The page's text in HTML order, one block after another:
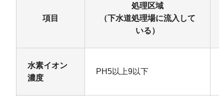
項目
処理区域
（下水道処理場に流入して
いる）
水素イオン
濃度
PH5以上9以下